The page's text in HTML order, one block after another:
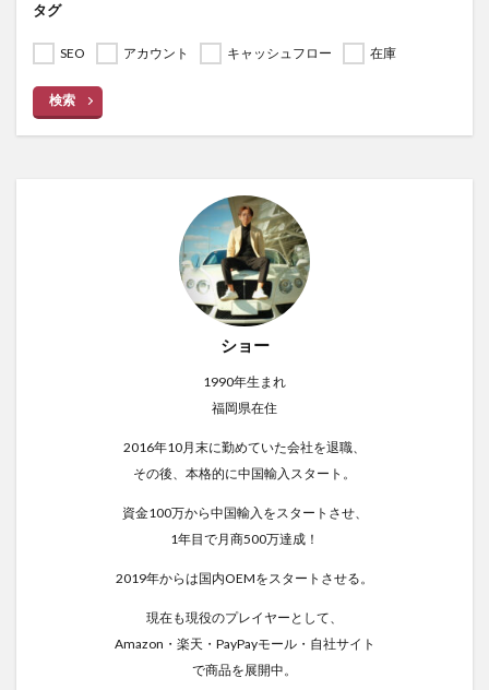
タグ
SEO アカウント キャッシュフロー 在庫
検索
ショー
1990年生まれ
福岡県在住
2016年10月末に勤めていた会社を退職、
その後、本格的に中国輸入スタート。
資金100万から中国輸入をスタートさせ、
1年目で月商500万達成！
2019年からは国内OEMをスタートさせる。
現在も現役のプレイヤーとして、
Amazon・楽天・PayPayモール・自社サイト
で商品を展開中。